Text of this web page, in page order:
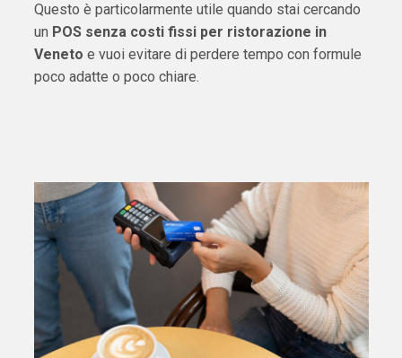
Questo è particolarmente utile quando stai cercando
un POS senza costi fissi per ristorazione in
Veneto e vuoi evitare di perdere tempo con formule
poco adatte o poco chiare.